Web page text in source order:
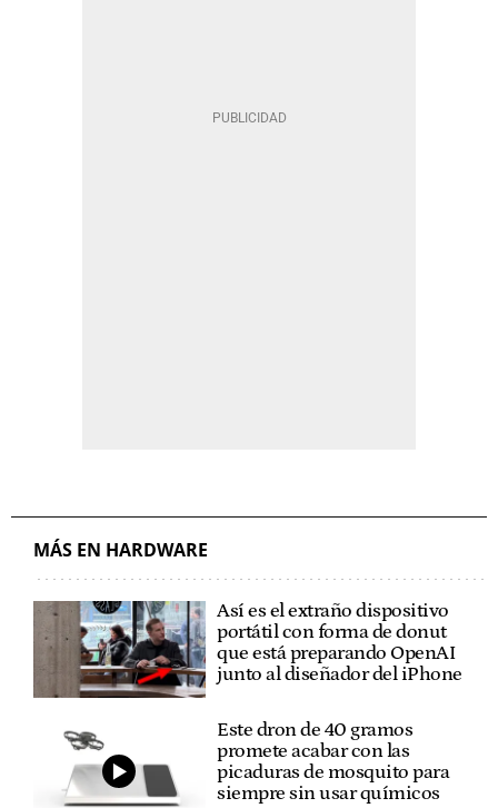
MÁS EN HARDWARE
Así es el extraño dispositivo
portátil con forma de donut
que está preparando OpenAI
junto al diseñador del iPhone
Este dron de 40 gramos
promete acabar con las
picaduras de mosquito para
siempre sin usar químicos